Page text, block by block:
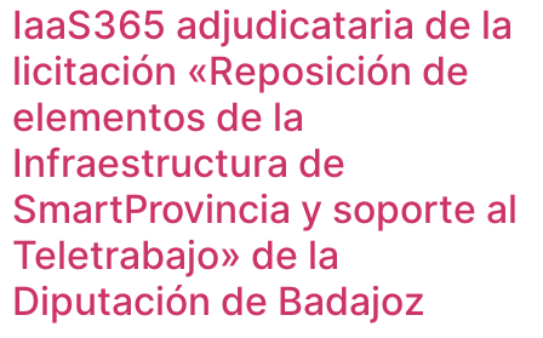
IaaS365 adjudicataria de la
licitación «Reposición de
elementos de la
Infraestructura de
SmartProvincia y soporte al
Teletrabajo» de la
Diputación de Badajoz